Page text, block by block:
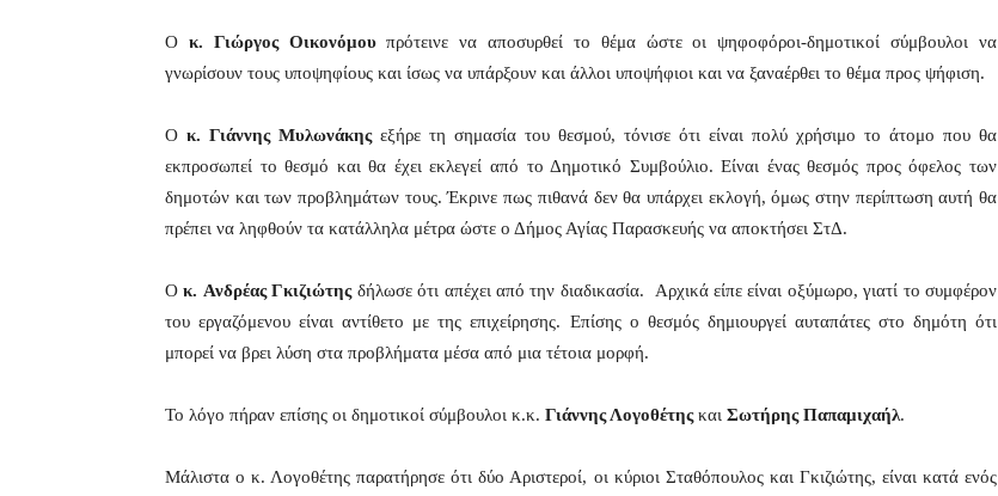
Ο κ. Γιώργος Οικονόμουπρότεινε να αποσυρθεί το θέμα ώστε οι ψηφοφόροι-δημοτικοί σύμβουλοι να
γνωρίσουν τους υποψηφίους και ίσως να υπάρξουν και άλλοι υποψήφιοι και να ξαναέρθει το θέμα προς ψήφιση.
Ο κ. Γιάννης Μυλωνάκηςεξήρε τη σημασία του θεσμού, τόνισε ότι είναι πολύ χρήσιμο το άτομο που θα
εκπροσωπεί το θεσμό και θα έχει εκλεγεί από το Δημοτικό Συμβούλιο. Είναι ένας θεσμός προς όφελος των
δημοτών και των προβλημάτων τους. Έκρινε πως πιθανά δεν θα υπάρχει εκλογή, όμως στην περίπτωση αυτή θα
πρέπει να ληφθούν τα κατάλληλα μέτρα ώστε ο Δήμος Αγίας Παρασκευής να αποκτήσει ΣτΔ.
Οκ. Ανδρέας Γκιζιώτηςδήλωσε ότι απέχει από την διαδικασία. Αρχικά είπε είναι οξύμωρο, γιατί το συμφέρον
του εργαζόμενου είναι αντίθετο με της επιχείρησης. Επίσης ο θεσμός δημιουργεί αυταπάτες στο δημότη ότι
μπορεί να βρει λύση στα προβλήματα μέσα από μια τέτοια μορφή.
Το λόγο πήραν επίσης οι δημοτικοί σύμβουλοι κ.κ. Γιάννης Λογοθέτηςκαι Σωτήρης Παπαμιχαήλ.
Μάλιστα ο κ. Λογοθέτης παρατήρησε ότι δύο Αριστεροί, οι κύριοι Σταθόπουλος και Γκιζιώτης, είναι κατά ενός